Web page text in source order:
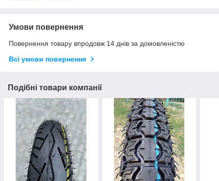
Умови повернення
Повернення товару впродовж 14 днів за домовленістю
Всі умови повернення
Подібні товари компанії